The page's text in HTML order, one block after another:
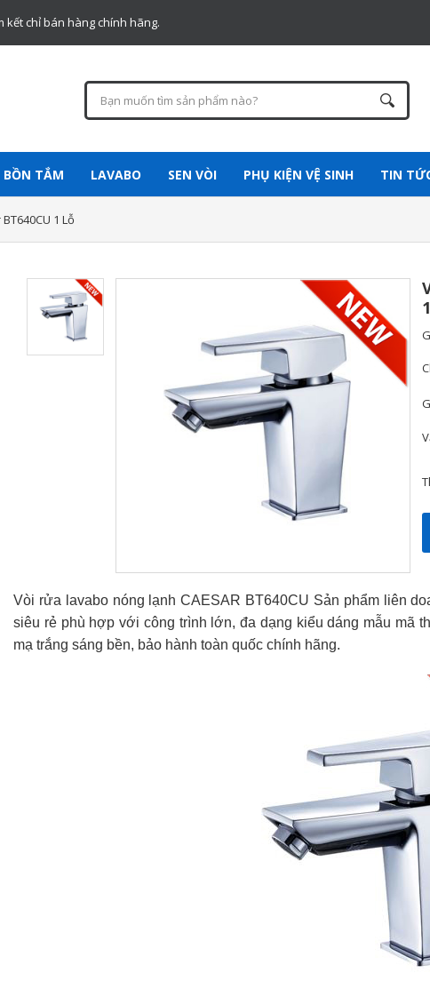
kết chỉ bán hàng chính hãng.
BỒN TẮM LAVABO SEN VÒI PHỤ KIỆN VỆ SINH TIN
1 Lỗ
Vòi rửa lavabo nóng lạnh CAESAR BT640CU Sản phẩm liên
siêu rẻ phù hợp với công trình lớn, đa dạng kiểu dáng mẫu mã
mạ trắng sáng bền, bảo hành toàn quốc chính hãng.